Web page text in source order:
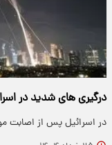
درگیری های شدید در
در اسرائیل پس از اصابت